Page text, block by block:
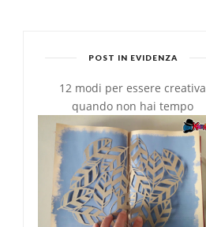
POST IN EVIDENZA
12 modi per essere creativa
quando non hai tempo